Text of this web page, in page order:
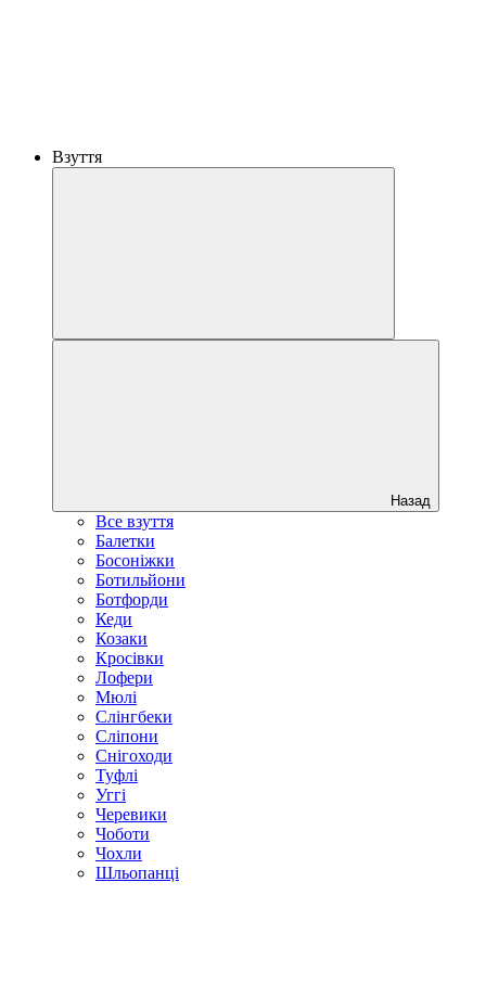
Взуття
Назад
Все взуття
Балетки
Босоніжки
Ботильйони
Ботфорди
Кеди
Козаки
Кросівки
Лофери
Мюлі
Слінгбеки
Сліпони
Снігоходи
Туфлі
Уггі
Черевики
Чоботи
Чохли
Шльопанці